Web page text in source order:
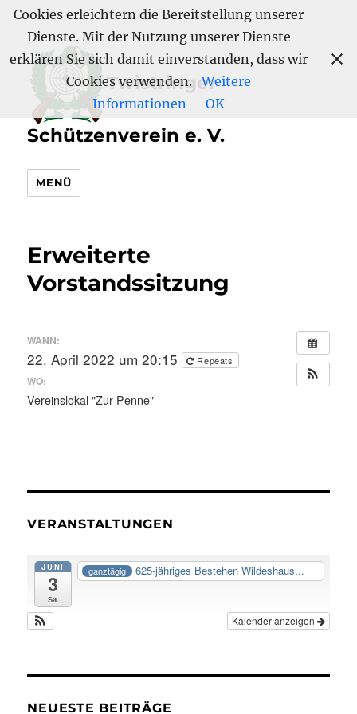
Twistringer
Schützenverein e. V.
MENÜ
Erweiterte
Vorstandssitzung
WANN:
22. April 2022 um 20:15 Repeats
WO:
Vereinslokal "Zur Penne"
VERANSTALTUNGEN
JUNI
3
Sa.
ganztägig 625-jähriges Bestehen Wildeshaus...
Kalender anzeigen
NEUESTE BEITRÄGE
Cookies erleichtern die Bereitstellung unserer
Dienste. Mit der Nutzung unserer Dienste
erklären Sie sich damit einverstanden, dass wir
Cookies verwenden. Weitere
Informationen
OK